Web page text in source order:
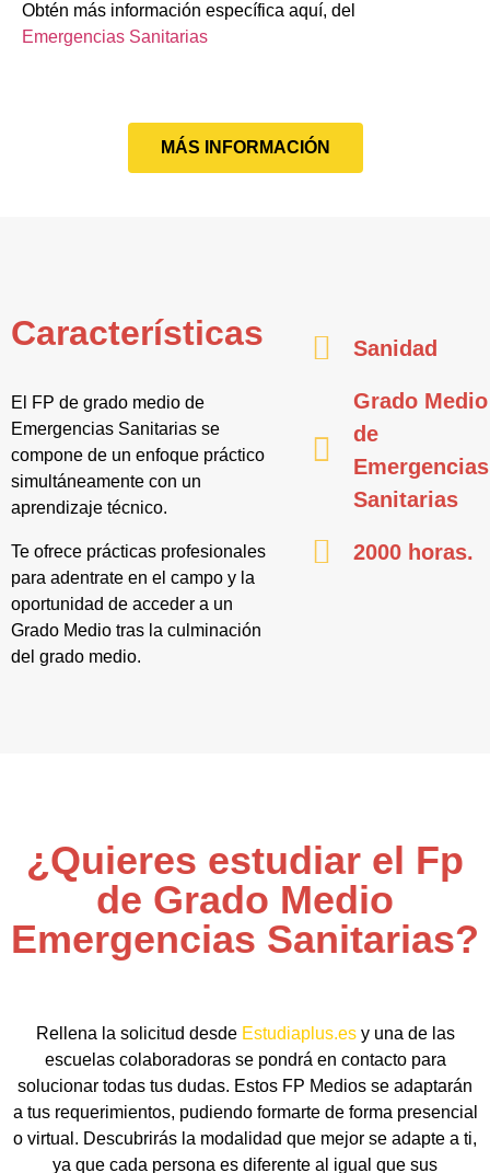
Obtén más información específica aquí, del
Emergencias Sanitarias
MÁS INFORMACIÓN
Características
El FP de grado medio de
Emergencias Sanitarias se
compone de un enfoque práctico
simultáneamente con un
aprendizaje técnico.
Te ofrece prácticas profesionales
para adentrate en el campo y la
oportunidad de acceder a un
Grado Medio tras la culminación
del grado medio.
Sanidad
Grado Medio
de
Emergencias
Sanitarias
2000 horas.
¿Quieres estudiar el Fp
de Grado Medio
Emergencias Sanitarias?
Rellena la solicitud desde Estudiaplus.esy una de las
escuelas colaboradoras se pondrá en contacto para
solucionar todas tus dudas. Estos FP Medios se adaptarán
a tus requerimientos, pudiendo formarte de forma presencial
o virtual. Descubrirás la modalidad que mejor se adapte a ti,
ya que cada persona es diferente al igual que sus